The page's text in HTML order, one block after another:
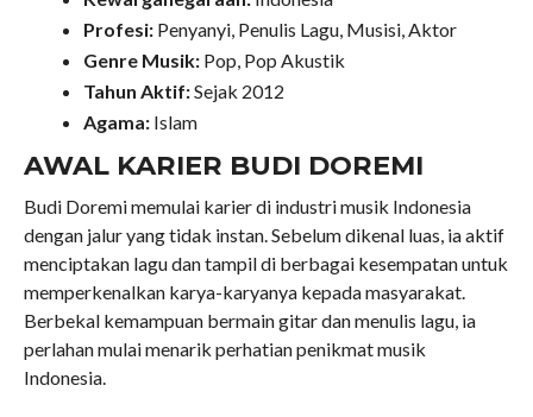
Profesi:Penyanyi, Penulis Lagu, Musisi, Aktor
Genre Musik:Pop, Pop Akustik
Tahun Aktif:Sejak 2012
Agama:Islam
AWAL KARIER BUDI DOREMI
Budi Doremi memulai karier di industri musik Indonesia
dengan jalur yang tidak instan. Sebelum dikenal luas, ia aktif
menciptakan lagu dan tampil di berbagai kesempatan untuk
memperkenalkan karya-karyanya kepada masyarakat.
Berbekal kemampuan bermain gitar dan menulis lagu, ia
perlahan mulai menarik perhatian penikmat musik
Indonesia.